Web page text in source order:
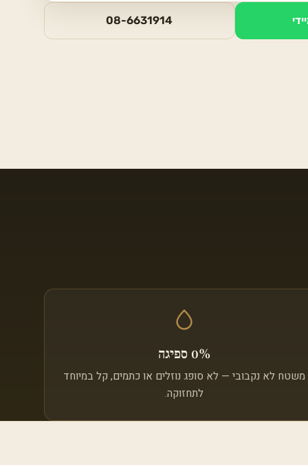
08-6631914
0% ספיגה
משטח לא נקבובי — לא סופג נוזלים או כתמים, קל במיוחד
לתחזוקה.